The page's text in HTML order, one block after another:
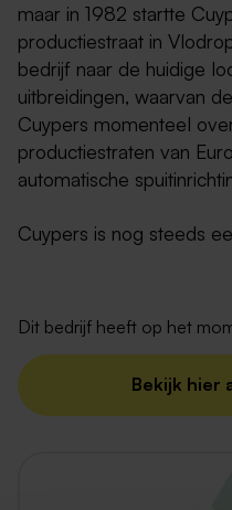
maar in 1982 startte
productiestraat in
bedrijf naar de huidige
uitbreidingen, waarvan
Cuypers momenteel
productiestraten van
automatische
Cuypers is nog steeds
Dit bedrijf heeft op het
Bekijk hier